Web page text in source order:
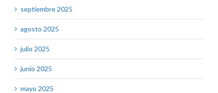
septiembre 2025
agosto 2025
julio 2025
junio 2025
mayo 2025